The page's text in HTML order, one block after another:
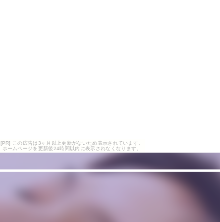
[PR] この広告は3ヶ月以上更新がないため表示されています。
ホームページを更新後24時間以内に表示されなくなります。